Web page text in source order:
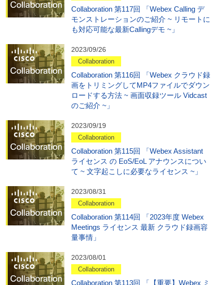
Collaboration 第117回 「Webex Calling デ
モンストレーションのご紹介 ~ リモートに
も対応可能な最新Callingデモ ~」
2023/09/26
Collaboration
Collaboration 第116回 「Webex クラウド録
画をトリミングしてMP4ファイルでダウン
ロードする方法 ~ 画面収録ツール Vidcast
のご紹介 ~」
2023/09/19
Collaboration
Collaboration 第115回 「Webex Assistant
ライセンス の EoS/EoL アナウンスについ
て ~ 文字起こしに必要なライセンス ~」
2023/08/31
Collaboration
Collaboration 第114回 「2023年度 Webex
Meetings ライセンス 最新 クラウド録画容
量事情」
2023/08/01
Collaboration
Collaboration 第113回 「【重要】Webex ミ